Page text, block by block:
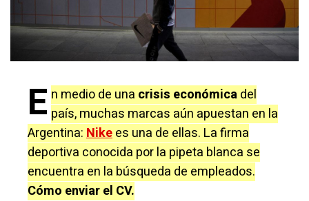
E n medio de una crisis económicadel
país, muchas marcas aún apuestan en la
Argentina:Nikees una de ellas. La firma
deportiva conocida por la pipeta blanca se
encuentra en la búsqueda de empleados.
Cómo enviar el CV.